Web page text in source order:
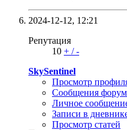
2024-12-12, 12:21
Репутация
10 + /-
SkySentinel
Просмотр
Сообщения
Личное
Записи в
Просмотр статей